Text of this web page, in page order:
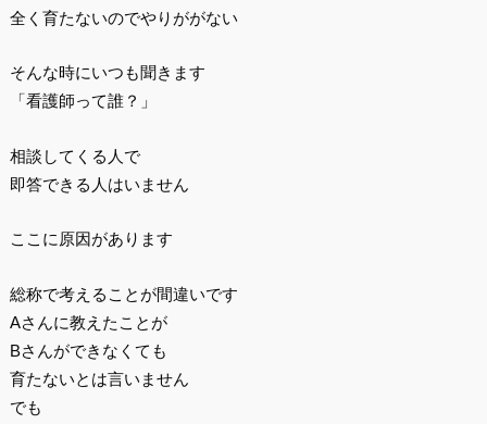
全く育たないのでやりががない
そんな時にいつも聞きます
「看護師って誰？」
相談してくる人で
即答できる人はいません
ここに原因があります
総称で考えることが間違いです
Aさんに教えたことが
Bさんができなくても
育たないとは言いません
でも